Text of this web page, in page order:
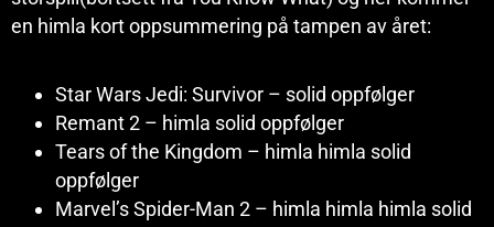
en himla kort oppsummering på tampen av året:
Star Wars Jedi: Survivor – solid oppfølger
Remant 2 – himla solid oppfølger
Tears of the Kingdom – himla himla solid
oppfølger
Marvel’s Spider-Man 2 – himla himla himla solid